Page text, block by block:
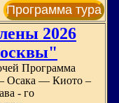
Программа тура
2026
Программа
Осака — Киото –
- го